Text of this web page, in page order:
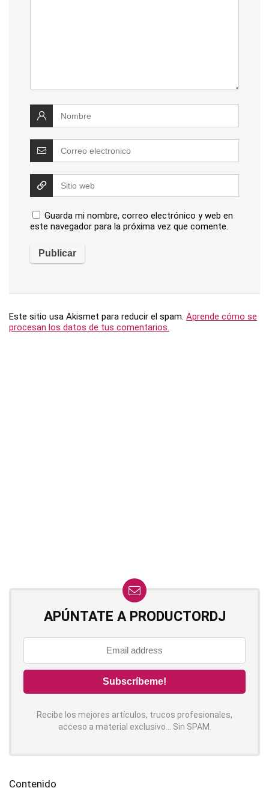
Guarda mi nombre, correo electrónico y web en
este navegador para la próxima vez que comente.
Este sitio usa Akismet para reducir el spam. Aprende cómo se
procesan los datos de tus comentarios.
APÚNTATE A PRODUCTORDJ
Recibe los mejores artículos, trucos profesionales,
acceso a material exclusivo... Sin SPAM.
Contenido